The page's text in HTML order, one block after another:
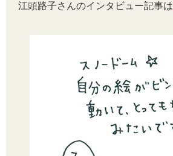
江頭路子さんのインタビュー記事は